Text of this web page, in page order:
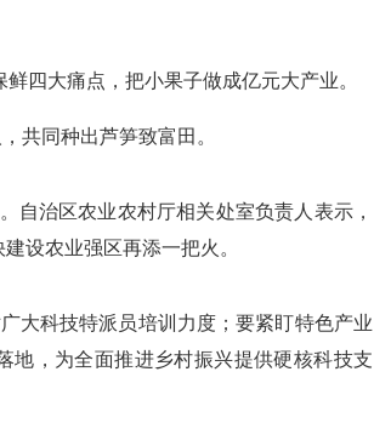
四大痛点，把小果子做成亿元大产业。
共同种出芦笋致富田。
治区农业农村厅相关处室负责人表示，
设农业强区再添一把火。
科技特派员培训力度；要紧盯特色产业
地，为全面推进乡村振兴提供硬核科技支